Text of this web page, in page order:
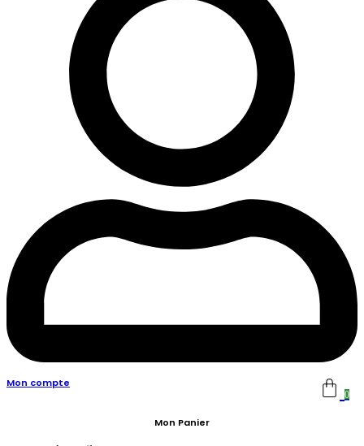
Mon compte
0
Mon Panier